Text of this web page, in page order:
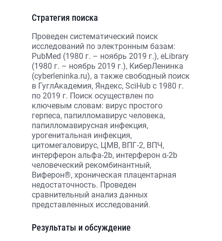
Стратегия поиска
Проведен систематический поиск
исследований по электронным базам:
PubMed (1980 г. – ноябрь 2019 г.), eLibrary
(1980 г. – ноябрь 2019 г.), КиберЛенинка
(cyberleninka.ru), а также свободный поиск
в ГуглАкадемия, Яндекс, SciHub с 1980 г.
по 2019 г. Поиск осуществлен по
ключевым словам: вирус простого
герпеса, папилломавирус человека,
папилломавирусная инфекция,
урогенитальная инфекция,
цитомегаловирус, ЦМВ, ВПГ-2, ВПЧ,
интерферон альфа-2b, интерферон α-2b
человеческий рекомбинантный,
Виферон®, хроническая плацентарная
недостаточность. Проведен
сравнительный анализ данных
представленных исследований.
Результаты и обсуждение